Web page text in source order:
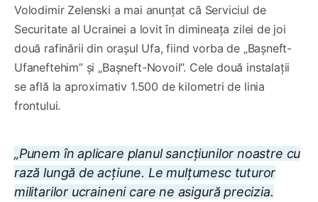
Volodimir Zelenski a mai anunțat că Serviciul de
Securitate al Ucrainei a lovit în dimineața zilei de joi
două rafinării din orașul Ufa, fiind vorba de „Bașneft-
Ufaneftehim” și „Bașneft-Novoil”. Cele două instalații
se află la aproximativ 1.500 de kilometri de linia
frontului.
„Punem în aplicare planul sancțiunilor noastre cu
rază lungă de acțiune. Le mulțumesc tuturor
militarilor ucraineni care ne asigură precizia.